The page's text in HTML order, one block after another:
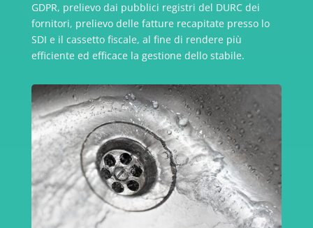
GDPR, prelievo dai pubblici registri del DURC dei
fornitori, prelievo delle fatture recapitate presso lo
SDI e il cassetto fiscale, al fine di rendere più
efficiente ed efficace la gestione dello stabile.